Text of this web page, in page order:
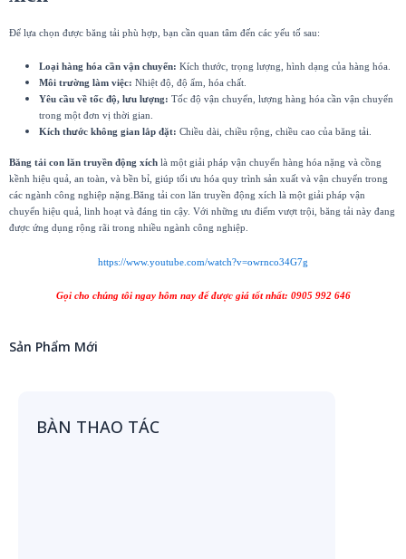
Để lựa chọn được băng tải phù hợp, bạn cần quan tâm đến các yếu tố sau:
Loại hàng hóa cần vận chuyển: Kích thước, trọng lượng, hình dạng của hàng hóa.
Môi trường làm việc: Nhiệt độ, độ ẩm, hóa chất.
Yêu cầu về tốc độ, lưu lượng: Tốc độ vận chuyển, lượng hàng hóa cần vận chuyển
trong một đơn vị thời gian.
Kích thước không gian lắp đặt: Chiều dài, chiều rộng, chiều cao của băng tải.
Băng tải con lăn truyền động xích là một giải pháp vận chuyển hàng hóa nặng và cồng
kềnh hiệu quả, an toàn, và bền bỉ, giúp tối ưu hóa quy trình sản xuất và vận chuyển trong
các ngành công nghiệp nặng.Băng tải con lăn truyền động xích là một giải pháp vận
chuyển hiệu quả, linh hoạt và đáng tin cậy. Với những ưu điểm vượt trội, băng tải này đang
được ứng dụng rộng rãi trong nhiều ngành công nghiệp.
https://www.youtube.com/watch?v=owrnco34G7g
Gọi cho chúng tôi ngay hôm nay để được giá tốt nhất: 0905 992 646
Sản Phẩm Mới
BÀN THAO TÁC